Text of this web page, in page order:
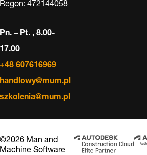
Regon: 472144058
Pn. – Pt. , 8.00-
17.00
+48 607616969
handlowy@mum.pl
szkolenia@mum.pl
©2026 Man and
Machine Software